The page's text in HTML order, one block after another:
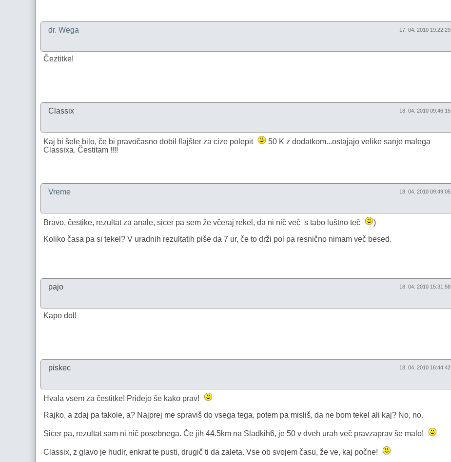
dr. Wega 17. 04. 2010 19:22:29
Čeztitke!
Classix 18. 04. 2010 09:46:15
Kaj bi šele bilo, če bi pravočasno dobil flajšter za cize polepit
50 K z dodatkom...ostajajo velike sanje malega
Classixa. Čestitam !!!!
Vreme 18. 04. 2010 09:49:05
Bravo, čestike, rezultat za anale, sicer pa sem že včeraj rekel, da ni nič več s tabo luštno teč
)
Koliko časa pa si tekel? V uradnih rezultatih piše da 7 ur, če to drži pol pa resnično nimam več besed.
pajo 18. 04. 2010 15:31:58
Kapo dol!
piskec 18. 04. 2010 16:44:42
Hvala vsem za čestitke! Pridejo še kako prav!
Rajko, a zdaj pa takole, a? Najprej me spraviš do vsega tega, potem pa misliš, da ne bom tekel ali kaj? No, no.
Sicer pa, rezultat sam ni nič posebnega. Če jih 44.5km na Sladkih6, je 50 v dveh urah več pravzaprav še malo!
Classix, z glavo je hudir, enkrat te pusti, drugič ti da zaleta. Vse ob svojem času, že ve, kaj počne!